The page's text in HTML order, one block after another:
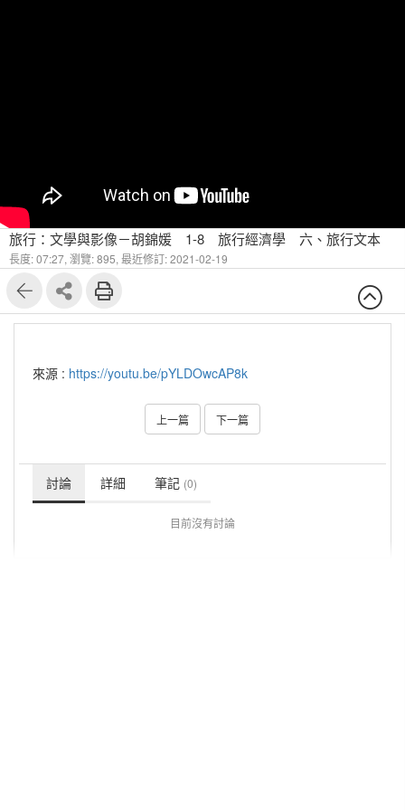
旅行：文學與影像－胡錦媛 1-8 旅⾏經濟學 六、旅⾏文本
長度: 07:27, 瀏覽: 895, 最近修訂: 2021-02-19
來源 : https://youtu.be/pYLDOwcAP8k
上一篇 下一篇
討論 詳細 筆記 (0)
目前沒有討論